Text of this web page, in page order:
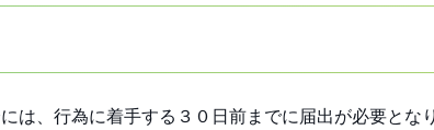
、行為に着手する３０日前までに届出が必要とな